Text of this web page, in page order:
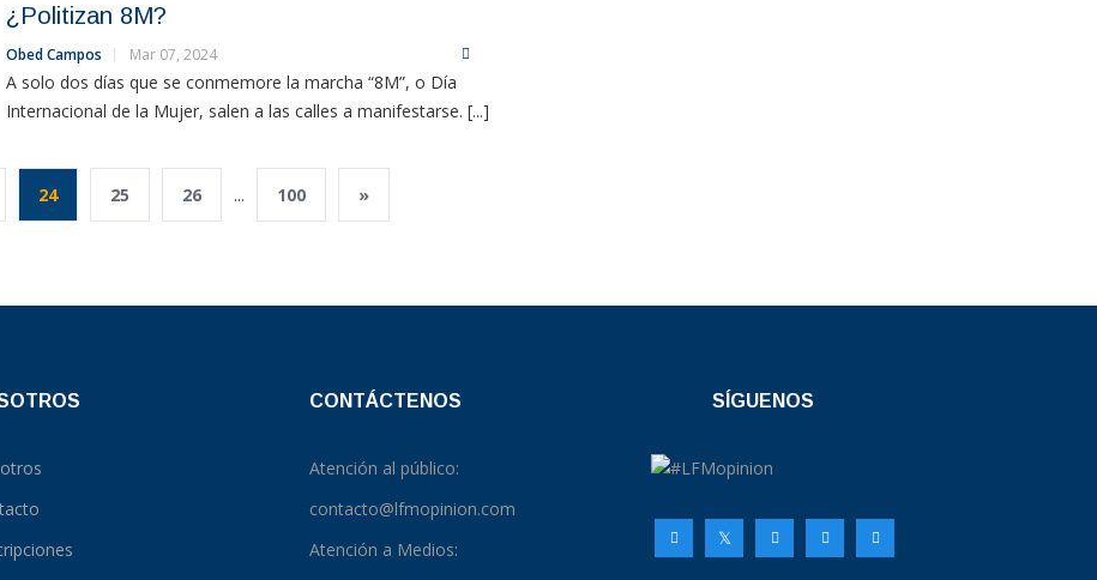
¿Politizan 8M?
Obed Campos Mar 07, 2024
A solo dos días que se conmemore la marcha “8M”, o Día
Internacional de la Mujer, salen a las calles a manifestarse. [...]
24 25 26 ... 100 »
CONTÁCTENOS
Atención al público:
contacto@lfmopinion.com
Atención a Medios:
SÍGUENOS